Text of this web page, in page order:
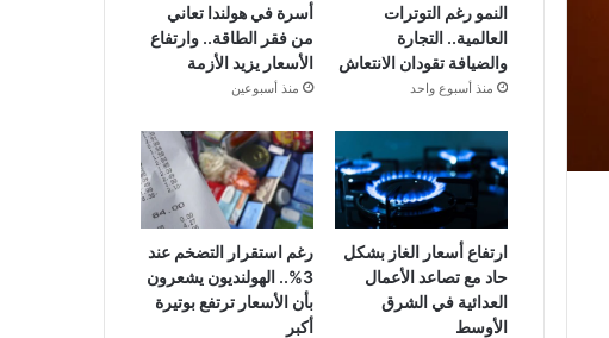
النمو رغم التوترات
العالمية.. التجارة
والضيافة تقودان الانتعاش
منذ أسبوع واحد
أسرة في هولندا تعاني
من فقر الطاقة.. وارتفاع
الأسعار يزيد الأزمة
منذ أسبوعين
ارتفاع أسعار الغاز بشكل
حاد مع تصاعد الأعمال
العدائية في الشرق
الأوسط
رغم استقرار التضخم عند
3%.. الهولنديون يشعرون
بأن الأسعار ترتفع بوتيرة
أكبر